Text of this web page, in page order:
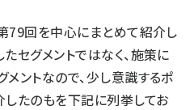
回を中心にまとめて紹介し
セグメントではなく、施策に
ントなので、少し意識するポ
したのもを下記に列挙してお